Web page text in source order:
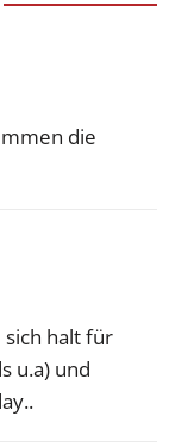
die
halt für
u.a) und